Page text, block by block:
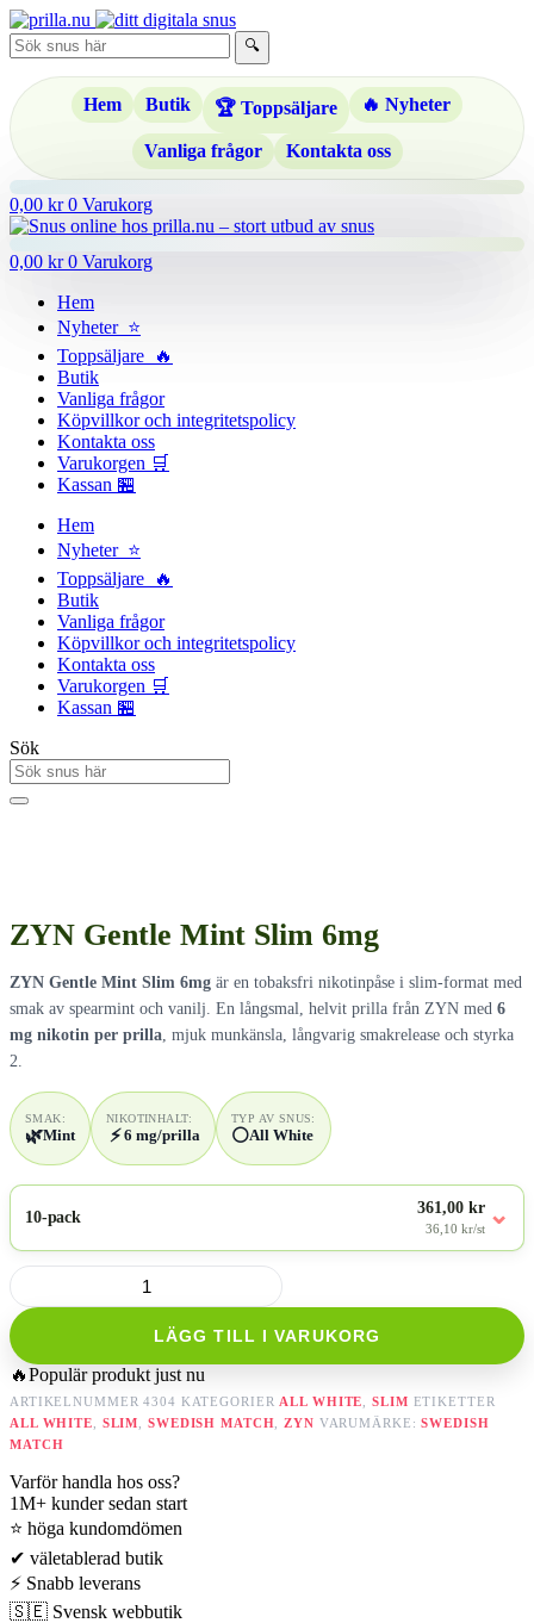
Hoppa
till
innehåll
🔍
Hem Butik 🏆 Toppsäljare 🔥 Nyheter
Vanliga frågor Kontakta oss
0,00 kr 0 Varukorg
0,00 kr 0 Varukorg
Hem
Nyheter ⭐
Toppsäljare 🔥
Butik
Vanliga frågor
Köpvillkor och integritetspolicy
Kontakta oss
Varukorgen 🛒
Kassan 🏪
Hem
Nyheter ⭐
Toppsäljare 🔥
Butik
Vanliga frågor
Köpvillkor och integritetspolicy
Kontakta oss
Varukorgen 🛒
Kassan 🏪
Sök
ZYN Gentle Mint Slim 6mg
ZYN Gentle Mint Slim 6mg är en tobaksfri nikotinpåse i slim-format med
smak av spearmint och vanilj. En långsmal, helvit prilla från ZYN med 6
mg nikotin per prilla , mjuk munkänsla, långvarig smakrelease och styrka
2.
SMAK:
🌿Mint
NIKOTINHALT:
⚡6 mg/prilla
TYP AV SNUS:
⚪All White
10-pack
361,00 kr
36,10 kr/st ⌄
ZYN
Gentle
Mint
Slim
6mg
mängd
LÄGG TILL I VARUKORG
🔥Populär produkt just nu
ARTIKELNUMMER4304 KATEGORIER ALL WHITE ,SLIM ETIKETTER
ALL WHITE
SLIM SWEDISH MATCH ,ZYN VARUMÄRKE:SWEDISH
MATCH
Varför handla hos oss?
1M+ kunder sedan start
⭐ höga kundomdömen
✔ väletablerad butik
⚡ Snabb leverans
🇸🇪 Svensk webbutik